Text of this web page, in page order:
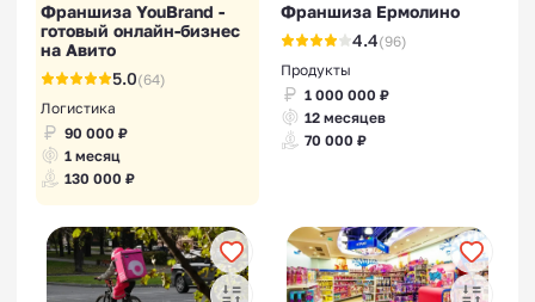
Франшиза YouBrand -
готовый онлайн-бизнес
на Авито
5.0(64)
Логистика
90 000 ₽
1 месяц
130 000 ₽
Франшиза Ермолино
4.4(96)
Продукты
1 000 000 ₽
12 месяцев
70 000 ₽